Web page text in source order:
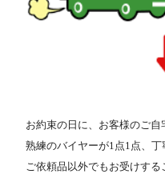
お約束の日に、お客様のご自
熟練のバイヤーが1点1点、丁
ご依頼品以外でもお受けする